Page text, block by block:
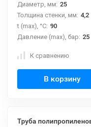
Диаметр, мм: 25
Толщина стенки, мм: 4,2
t (max), °С: 90
Давление (max), бар: 25
К сравнению
В корзину
Труба